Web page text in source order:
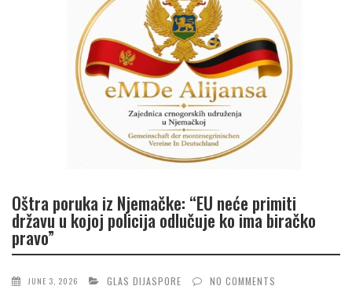
Oštra poruka iz Njemačke: “EU neće primiti
državu u kojoj policija odlučuje ko ima biračko
pravo”
JUNE 3, 2026 GLAS DIJASPORE NO COMMENTS